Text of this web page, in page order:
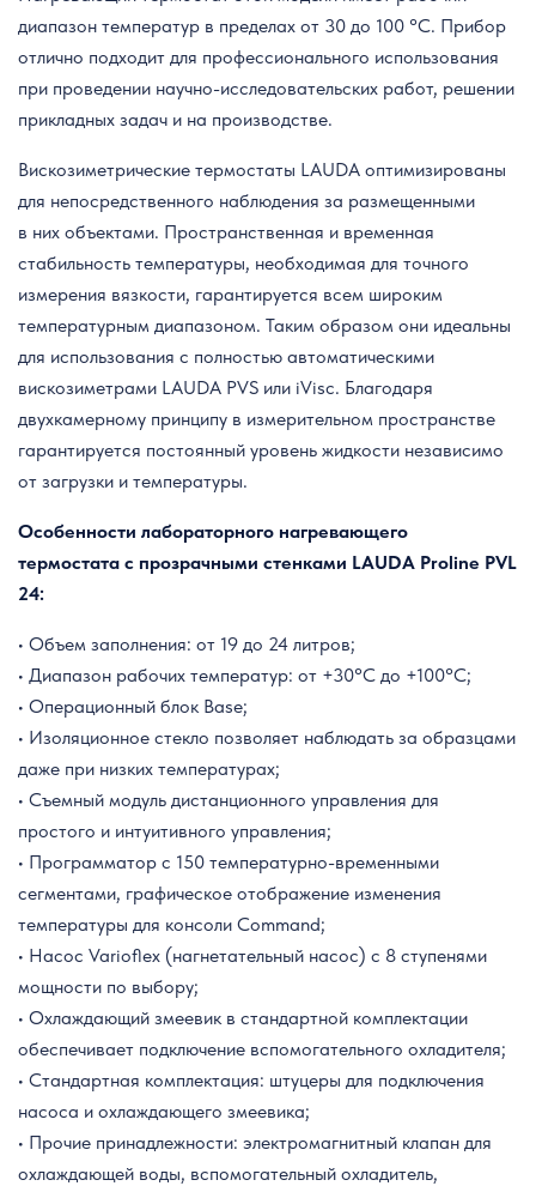
диапазон температур в пределах от 30 до 100 °C. Прибор
отлично подходит для профессионального использования
при проведении научно-исследовательских работ, решении
прикладных задач и на производстве.
Вискозиметрические термостаты LAUDA оптимизированы
для непосредственного наблюдения за размещенными
в них объектами. Пространственная и временная
стабильность температуры, необходимая для точного
измерения вязкости, гарантируется всем широким
температурным диапазоном. Таким образом они идеальны
для использования с полностью автоматическими
вискозиметрами LAUDA PVS или iVisc. Благодаря
двухкамерному принципу в измерительном пространстве
гарантируется постоянный уровень жидкости независимо
от загрузки и температуры.
Особенности лабораторного нагревающего
термостата с прозрачными стенками LAUDA Proline PVL
24:
• Объем заполнения: от 19 до 24 литров;
• Диапазон рабочих температур: от +30°C до +100°C;
• Операционный блок Base;
• Изоляционное стекло позволяет наблюдать за образцами
даже при низких температурах;
• Съемный модуль дистанционного управления для
простого и интуитивного управления;
• Программатор с 150 температурно-временными
сегментами, графическое отображение изменения
температуры для консоли Command;
• Насос Varioflex (нагнетательный насос) с 8 ступенями
мощности по выбору;
• Охлаждающий змеевик в стандартной комплектации
обеспечивает подключение вспомогательного охладителя;
• Стандартная комплектация: штуцеры для подключения
насоса и охлаждающего змеевика;
• Прочие принадлежности: электромагнитный клапан для
охлаждающей воды, вспомогательный охладитель,